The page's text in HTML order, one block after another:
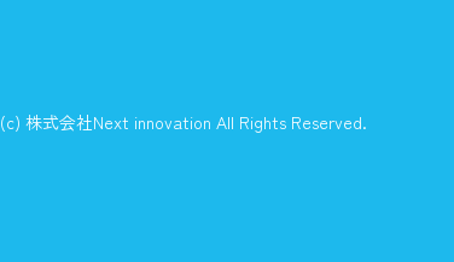
(c) 株式会社Next innovation All Rights Reserved.